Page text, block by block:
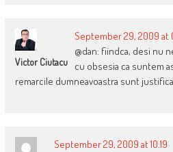
Victor Ciutacu
September 29, 2009 at
@dan: fiindca, desi nu
cu obsesia ca suntem
remarcile dumneavoastra sunt
September 29, 2009 at 10:19